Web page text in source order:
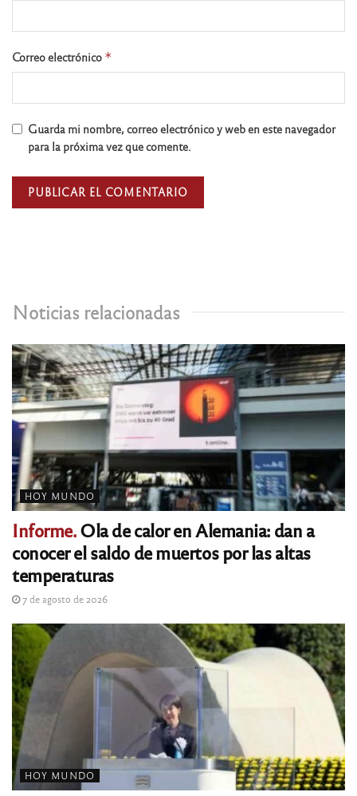
Noticias relacionadas
HOY MUNDO
Informe.Ola de calor en Alemania: dan a
conocer el saldo de muertos por las altas
temperaturas
7 de agosto de 2026
HOY MUNDO
Correo electrónico *
Guarda mi nombre, correo electrónico y web en este navegador
para la próxima vez que comente.